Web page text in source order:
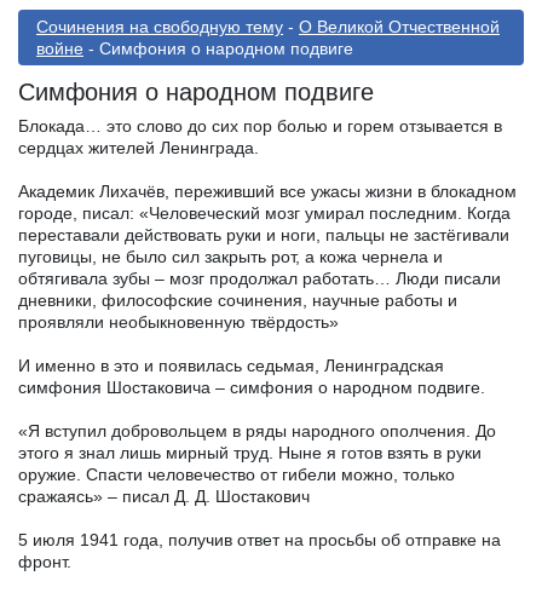
Cочинения на свободную тему - О Великой Отчественной
войне - Симфония о народном подвиге
Симфония о народном подвиге
Блокада… это слово до сих пор болью и горем отзывается в
сердцах жителей Ленинграда.
Академик Лихачёв, переживший все ужасы жизни в блокадном
городе, писал: «Человеческий мозг умирал последним. Когда
переставали действовать руки и ноги, пальцы не застёгивали
пуговицы, не было сил закрыть рот, а кожа чернела и
обтягивала зубы – мозг продолжал работать… Люди писали
дневники, философские сочинения, научные работы и
проявляли необыкновенную твёрдость»
И именно в это и появилась седьмая, Ленинградская
симфония Шостаковича – симфония о народном подвиге.
«Я вступил добровольцем в ряды народного ополчения. До
этого я знал лишь мирный труд. Ныне я готов взять в руки
оружие. Спасти человечество от гибели можно, только
сражаясь» – писал Д. Д. Шостакович
5 июля 1941 года, получив ответ на просьбы об отправке на
фронт.